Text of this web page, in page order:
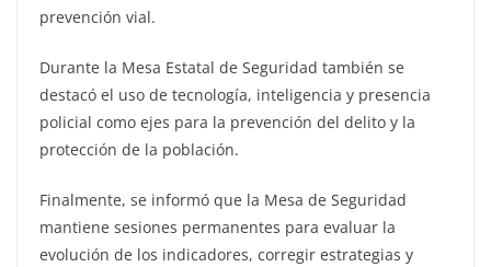
prevención vial.
Durante la Mesa Estatal de Seguridad también se
destacó el uso de tecnología, inteligencia y presencia
policial como ejes para la prevención del delito y la
protección de la población.
Finalmente, se informó que la Mesa de Seguridad
mantiene sesiones permanentes para evaluar la
evolución de los indicadores, corregir estrategias y